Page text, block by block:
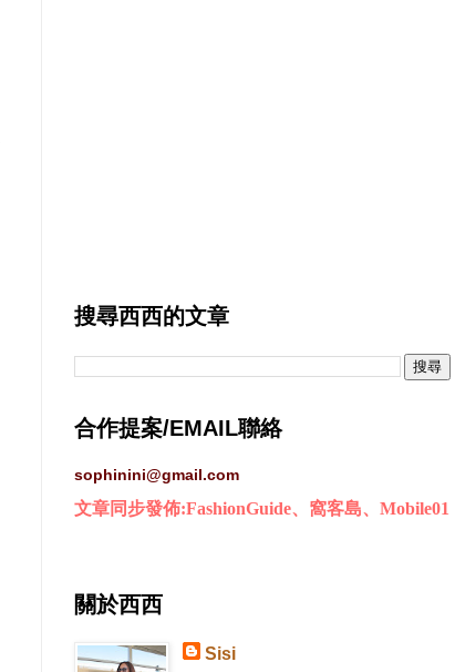
搜尋西西的文章
合作提案/EMAIL聯絡
sophinini@gmail.com
文章同步發佈:FashionGuide、窩客島、Mobile01
關於西西
Sisi